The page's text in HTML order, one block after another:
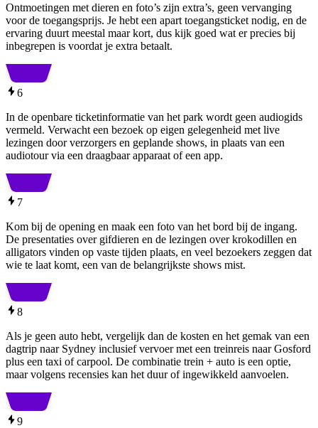
Ontmoetingen met dieren en foto’s zijn extra’s, geen vervanging
voor de toegangsprijs. Je hebt een apart toegangsticket nodig, en de
ervaring duurt meestal maar kort, dus kijk goed wat er precies bij
inbegrepen is voordat je extra betaalt.
6
In de openbare ticketinformatie van het park wordt geen audiogids
vermeld. Verwacht een bezoek op eigen gelegenheid met live
lezingen door verzorgers en geplande shows, in plaats van een
audiotour via een draagbaar apparaat of een app.
7
Kom bij de opening en maak een foto van het bord bij de ingang.
De presentaties over gifdieren en de lezingen over krokodillen en
alligators vinden op vaste tijden plaats, en veel bezoekers zeggen dat
wie te laat komt, een van de belangrijkste shows mist.
8
Als je geen auto hebt, vergelijk dan de kosten en het gemak van een
dagtrip naar Sydney inclusief vervoer met een treinreis naar Gosford
plus een taxi of carpool. De combinatie trein + auto is een optie,
maar volgens recensies kan het duur of ingewikkeld aanvoelen.
9